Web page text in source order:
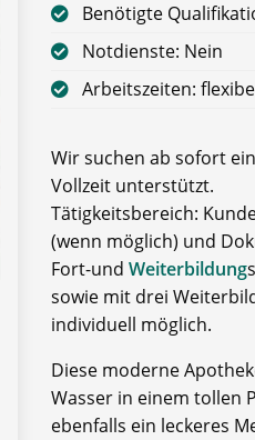
Benötigte
Notdienste: Nein
Arbeitszeiten:
Wir suchen ab sofort
Vollzeit unterstützt.
Tätigkeitsbereich:
(wenn möglich) und
Fort-und Weiterbildung
sowie mit drei
individuell möglich.
Diese moderne
Wasser in einem tollen
ebenfalls ein leckeres